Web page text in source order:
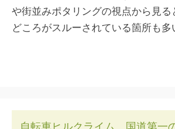
や街並みポタリングの視点から見る
どころがスルーされている箇所も多